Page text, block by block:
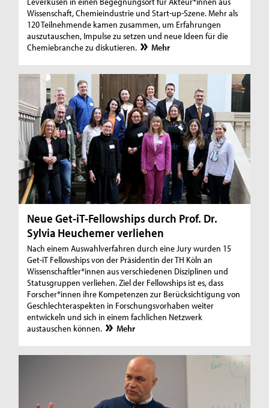
Wissenschaft, Chemieindustrie und Start-up-Szene. Mehr als
120 Teilnehmende kamen zusammen, um Erfahrungen
auszutauschen, Impulse zu setzen und neue Ideen für die
Chemiebranche zu diskutieren.
Mehr
Neue Get-iT-Fellowships durch Prof. Dr.
Sylvia Heuchemer verliehen
Nach einem Auswahlverfahren durch eine Jury wurden 15
Get-iT Fellowships von der Präsidentin der TH Köln an
Wissenschaftler*innen aus verschiedenen Disziplinen und
Statusgruppen verliehen. Ziel der Fellowships ist es, dass
Forscher*innen ihre Kompetenzen zur Berücksichtigung von
Geschlechteraspekten in Forschungsvorhaben weiter
entwickeln und sich in einem fachlichen Netzwerk
austauschen können.
Mehr